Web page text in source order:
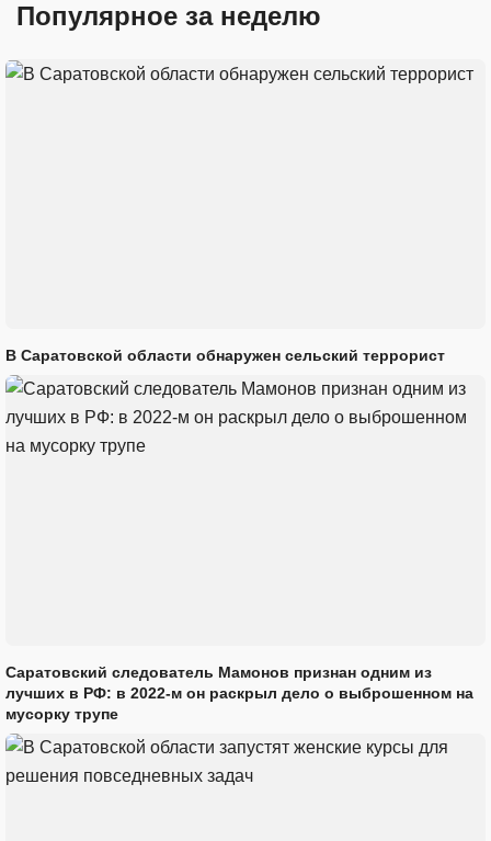
Популярное за неделю
В Саратовской области обнаружен сельский террорист
Саратовский следователь Мамонов признан одним из
лучших в РФ: в 2022-м он раскрыл дело о выброшенном на
мусорку трупе